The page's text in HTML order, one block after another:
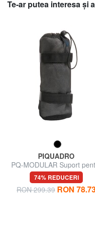
Te-ar putea interesa şi
PIQUADRO
PQ-MODULAR Suport
sticle de apă
74% REDUCERI
RON 299.39 RON